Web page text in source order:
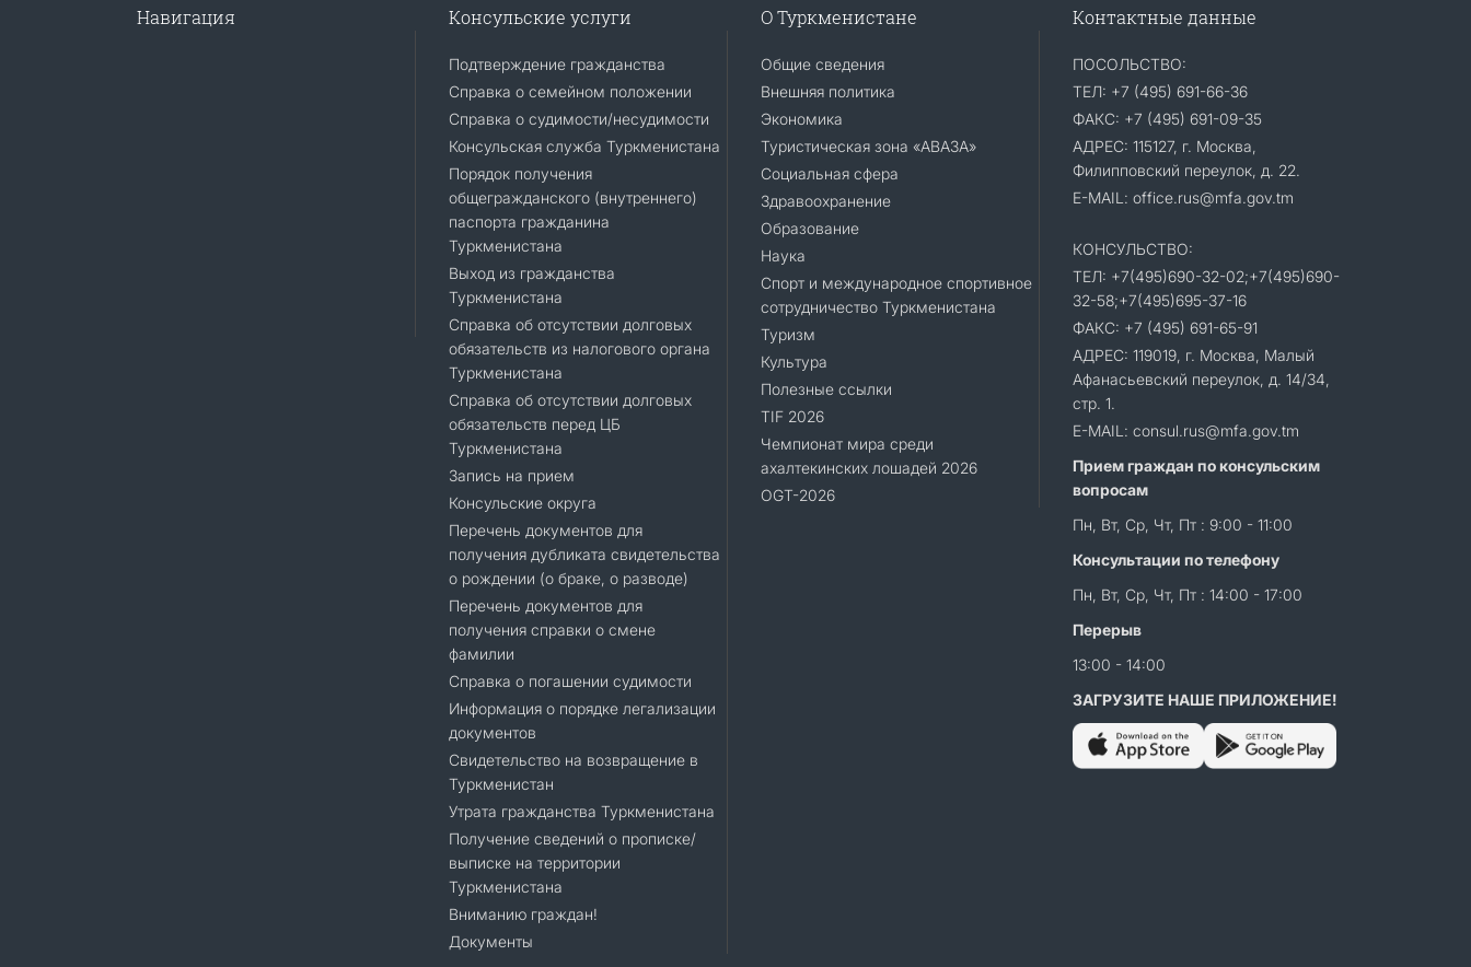
Навигация Консульские услуги
Подтверждение гражданства
Справка о семейном положении
Справка о судимости/несудимости
Консульская служба Туркменистана
Порядок получения
общегражданского (внутреннего)
паспорта гражданина
Туркменистана
Выход из гражданства
Туркменистана
Справка об отсутствии долговых
обязательств из налогового органа
Туркменистана
Справка об отсутствии долговых
обязательств перед ЦБ
Туркменистана
Запись на прием
Консульские округа
Перечень документов для
получения дубликата свидетельства
о рождении (о браке, о разводе)
Перечень документов для
получения справки о смене
фамилии
Справка о погашении судимости
Информация о порядке легализации
документов
Cвидетельство на возвращение в
Туркменистан
Утрата гражданства Туркменистана
Получение сведений о прописке/
выписке на территории
Туркменистана
Вниманию граждан!
Документы
О Туркменистане
Общие сведения
Внешняя политика
Экономика
Туристическая зона «АВАЗА»
Социальная сфера
Здравоохранение
Образование
Наука
Спорт и международное спортивное
сотрудничество Туркменистана
Туризм
Культура
Полезные ссылки
TIF 2026
Чемпионат мира среди
ахалтекинских лошадей 2026
OGT-2026
Контактные данные
ПОСОЛЬСТВО:
ТЕЛ: +7 (495) 691-66-36
ФАКС: +7 (495) 691-09-35
АДРЕС: 115127, г. Москва,
Филипповский переулок, д. 22.
E-MAIL: office.rus@mfa.gov.tm
КОНСУЛЬСТВО:
ТЕЛ: +7(495)690-32-02;+7(495)690-
32-58;+7(495)695-37-16
ФАКС: +7 (495) 691-65-91
АДРЕС: 119019, г. Москва, Малый
Афанасьевский переулок, д. 14/34,
стр. 1.
E-MAIL: consul.rus@mfa.gov.tm
Прием граждан по консульским
вопросам
Пн, Вт, Ср, Чт, Пт : 9:00 - 11:00
Консультации по телефону
Пн, Вт, Ср, Чт, Пт : 14:00 - 17:00
Перерыв
13:00 - 14:00
ЗАГРУЗИТЕ НАШЕ ПРИЛОЖЕНИЕ!